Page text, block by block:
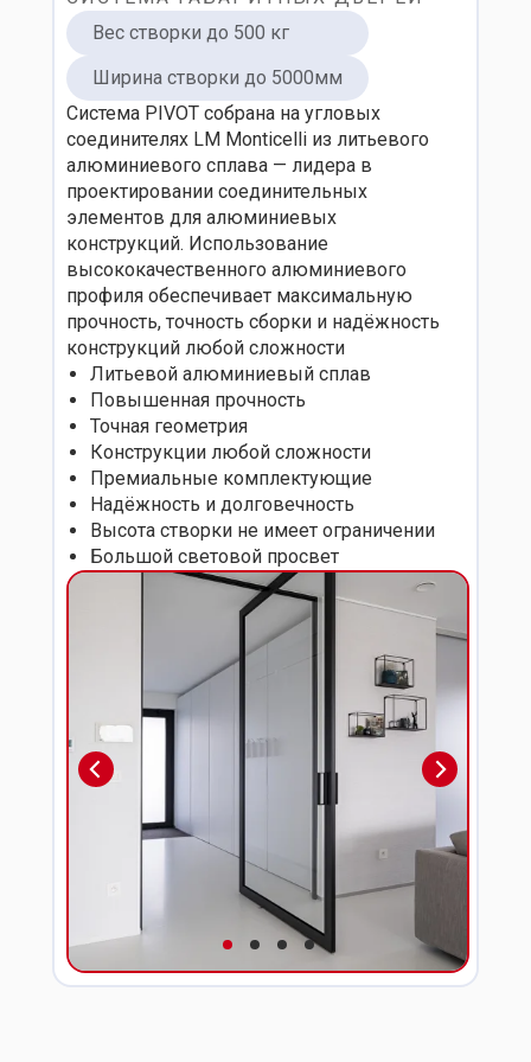
Вес створки до 500 кг
Ширина створки до 5000мм
Система PIVOT собрана на угловых
соединителях LM Monticelli из литьевого
алюминиевого сплава — лидера в
проектировании соединительных
элементов для алюминиевых
конструкций. Использование
высококачественного алюминиевого
профиля обеспечивает максимальную
прочность, точность сборки и надёжность
конструкций любой сложности
Литьевой алюминиевый сплав
Повышенная прочность
Точная геометрия
Конструкции любой сложности
Премиальные комплектующие
Надёжность и долговечность
Высота створки не имеет ограничении
Большой световой просвет